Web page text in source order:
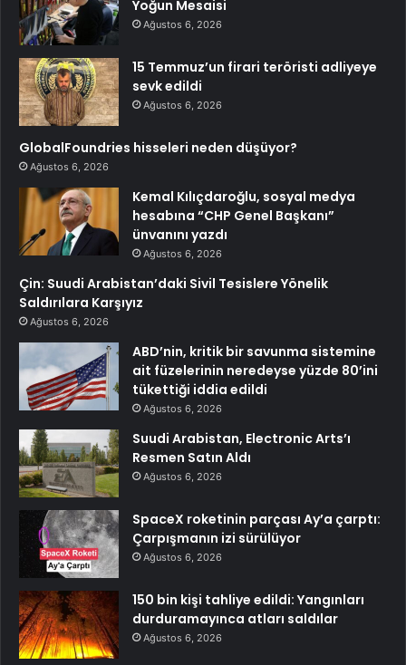
Yoğun Mesaisi
Ağustos 6, 2026
15 Temmuz’un firari teröristi adliyeye
sevk edildi
Ağustos 6, 2026
GlobalFoundries hisseleri neden düşüyor?
Ağustos 6, 2026
Kemal Kılıçdaroğlu, sosyal medya
hesabına “CHP Genel Başkanı”
ünvanını yazdı
Ağustos 6, 2026
Çin: Suudi Arabistan’daki Sivil Tesislere Yönelik
Saldırılara Karşıyız
Ağustos 6, 2026
ABD’nin, kritik bir savunma sistemine
ait füzelerinin neredeyse yüzde 80’ini
tükettiği iddia edildi
Ağustos 6, 2026
Suudi Arabistan, Electronic Arts’ı
Resmen Satın Aldı
Ağustos 6, 2026
SpaceX roketinin parçası Ay’a çarptı:
Çarpışmanın izi sürülüyor
Ağustos 6, 2026
150 bin kişi tahliye edildi: Yangınları
durduramayınca atları saldılar
Ağustos 6, 2026